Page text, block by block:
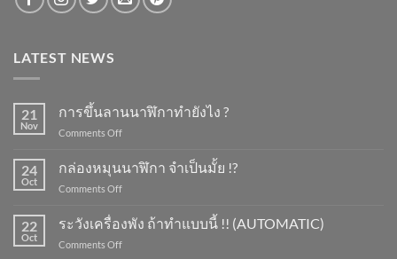
LATEST NEWS
21
Nov
การขึ้นลานนาฬิกาทำยังไง ?
Comments Offon
ยัง
24
Oct
กล่องหมุนนาฬิกา จำเป็นมั้ย !?
Comments Offon
หมุน
22
Oct
ระวังเครื่องพัง ถ้าทำแบบนี้ !! (AUTOMATIC)
Comments Offon